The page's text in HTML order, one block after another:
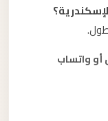
واتساب